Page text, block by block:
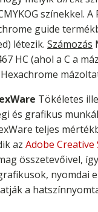
színekkel. A
guide
létezik. Számozás
HC (ahol a C a
Tökéletes
és grafikus
teljes
az Adobe Creative
összetevőivel,
nyomdai
a